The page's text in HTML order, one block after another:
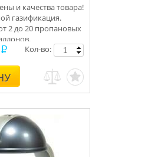
и качества товара!
газификация.
2 до 20 пропановых
42 mbarКол-во: